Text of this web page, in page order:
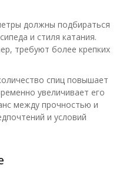
должны подбираться
и стиля катания.
требуют более крепких
спиц повышает
увеличивает его
между прочностью и
и условий